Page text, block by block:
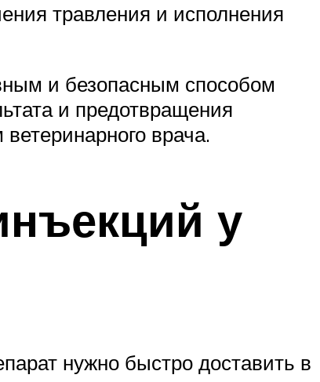
травления и исполнения
и безопасным способом
и предотвращения
врача.
у
нужно быстро доставить в